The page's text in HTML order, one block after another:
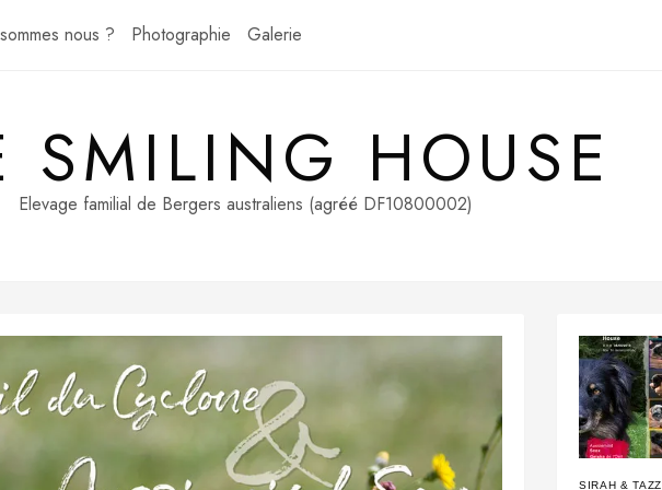
nous ? Photographie Galerie
SMILING HOUSE
Elevage familial de Bergers australiens (agréé DF10800002)
SIRAH & TAZZ